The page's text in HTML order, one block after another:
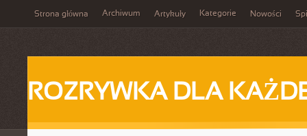
Strona główna Archiwum Artykuły Kategorie Nowości
ROZRYWKA DLA